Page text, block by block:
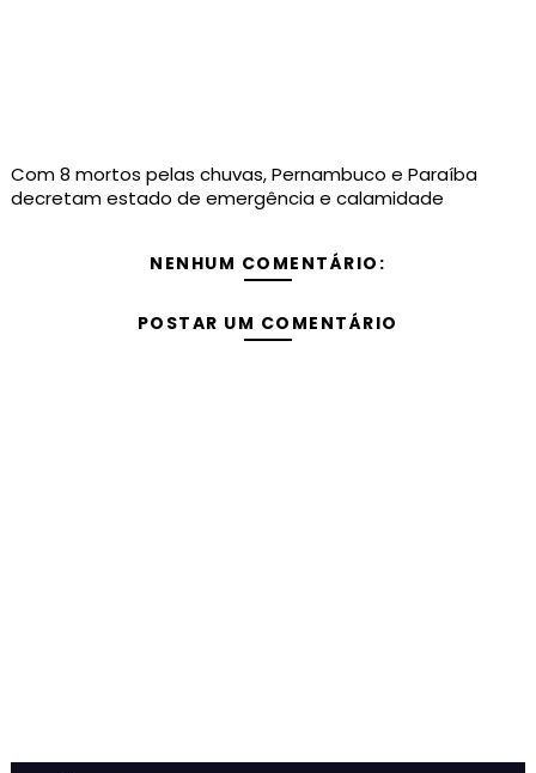
Com 8 mortos pelas chuvas, Pernambuco e Paraíba
decretam estado de emergência e calamidade
NENHUM COMENTÁRIO:
POSTAR UM COMENTÁRIO